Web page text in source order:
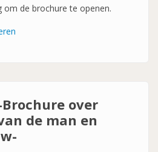
om de brochure te openen.
over
de man en